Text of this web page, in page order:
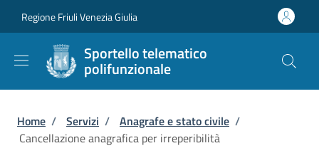
Regione Friuli Venezia Giulia
Sportello telematico
polifunzionale
Briciole di pane
Home / Servizi / Anagrafe e stato civile /
Cancellazione anagrafica per irreperibilità